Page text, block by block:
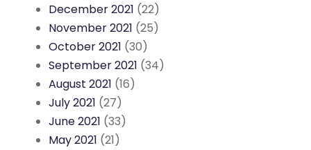
December 2021 (22)
November 2021 (25)
October 2021 (30)
September 2021 (34)
August 2021 (16)
July 2021 (27)
June 2021 (33)
May 2021 (21)